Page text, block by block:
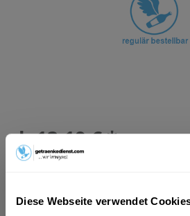
Diese Webseite verwendet
ab 13,19 € *
Inhalt:10 Liter (1,32 € * / 1 Liter)
MEHRWEG